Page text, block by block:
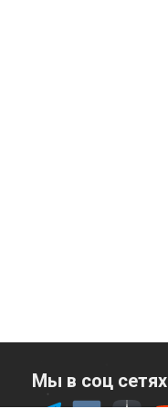
Мы в соц сетях